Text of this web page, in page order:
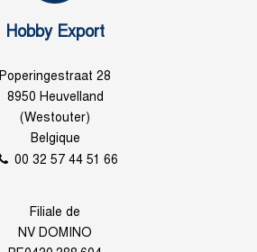
Hobby Export
Poperingestraat 28
8950 Heuvelland
(Westouter)
Belgique
00 32 57 44 51 66
Filiale de
NV DOMINO